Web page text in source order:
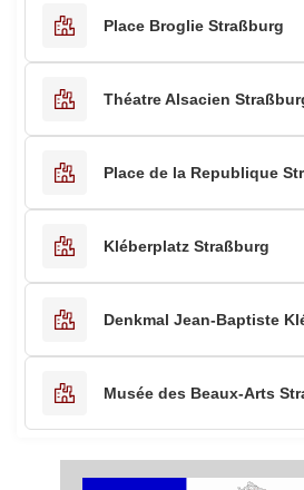
Place Broglie Straßburg
Théatre Alsacien
Place de la Republique
Kléberplatz Straßburg
Denkmal Jean-Baptiste
Musée des Beaux-Arts